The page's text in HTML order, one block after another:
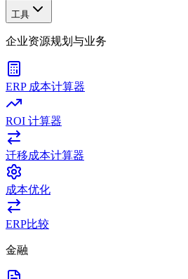
工具
企业资源规划与业务
ERP 成本计算器
ROI 计算器
迁移成本计算器
成本优化
ERP比较
金融